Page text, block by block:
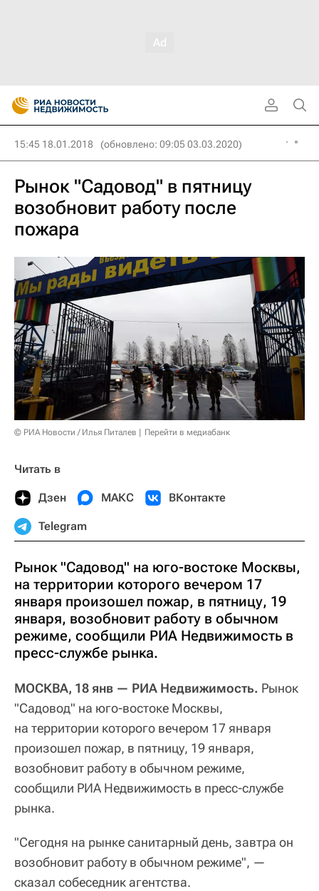
15:45 18.01.2018 (обновлено: 09:05 03.03.2020)
Рынок "Садовод" в пятницу
возобновит работу после
пожара
© РИА Новости / Илья Питалев Перейти в медиабанк
Читать в
Дзен МАКС ВКонтакте
Telegram
Рынок "Садовод" на юго-востоке Москвы,
на территории которого вечером 17
января произошел пожар, в пятницу, 19
января, возобновит работу в обычном
режиме, сообщили РИА Недвижимость в
пресс-службе рынка.
МОСКВА, 18 янв — РИА Недвижимость. Рынок
"Садовод" на юго-востоке Москвы,
на территории которого вечером 17 января
произошел пожар, в пятницу, 19 января,
возобновит работу в обычном режиме,
сообщили РИА Недвижимость в пресс-службе
рынка.
"Сегодня на рынке санитарный день, завтра он
возобновит работу в обычном режиме", —
сказал собеседник агентства.